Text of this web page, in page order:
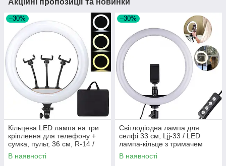
–30%
Кільцева LED лампа на три
кріплення для телефону +
сумка, пульт, 36 см, R-14 /
Студійна лампа
В наявності
–30%
Світлодіодна лампа для
селфі 33 см, Ljj-33 / LED
лампа-кільце з тримачем
В наявності